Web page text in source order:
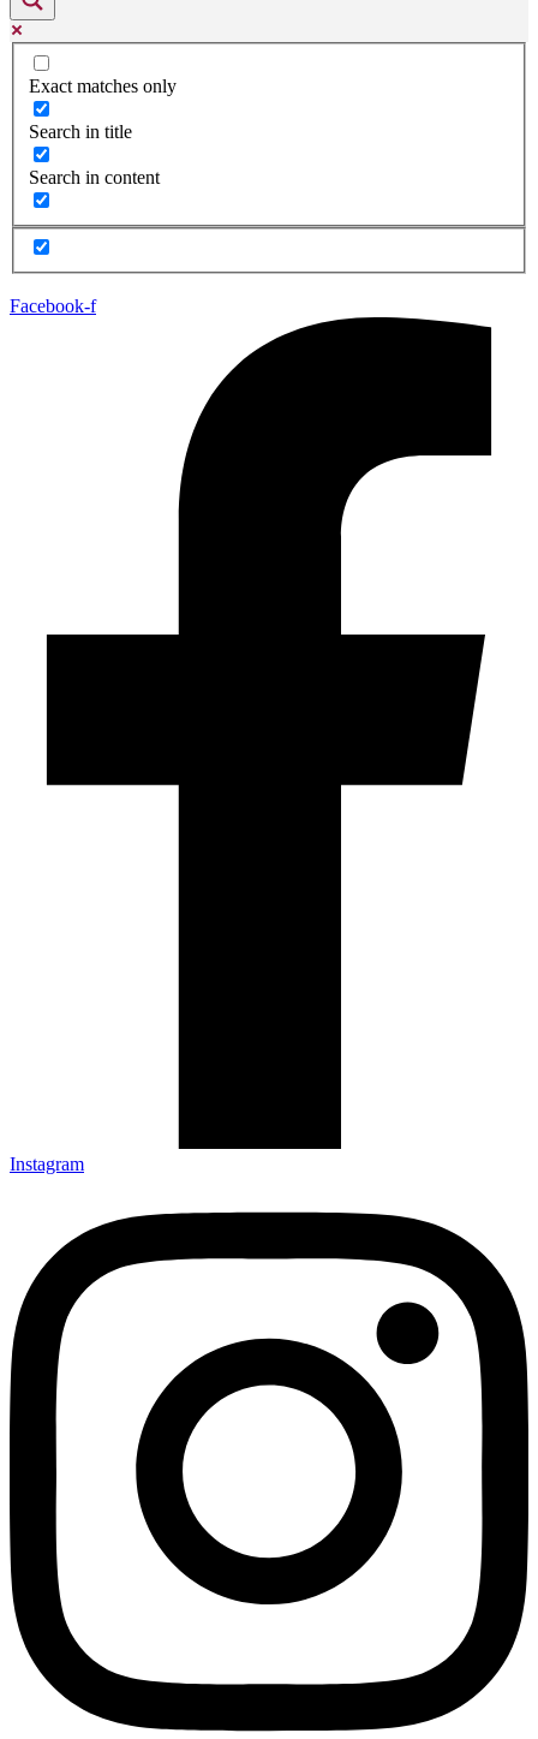
Exact matches only
Search in title
Search in content
Facebook-f
Instagram